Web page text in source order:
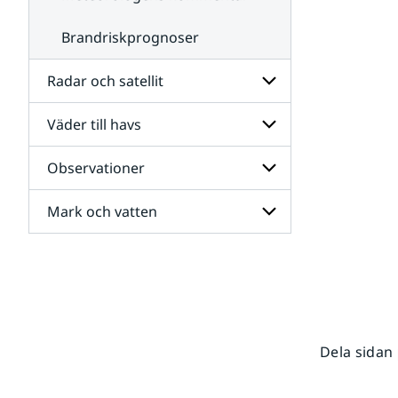
Brandriskprognoser
Radar och satellit
Undersidor
för
Radar
och
satellit
Väder till havs
Undersidor
för
Väder
till
havs
Observationer
Undersidor
för
Mark och vatten
Dela sidan